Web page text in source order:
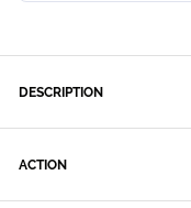
DESCRIPTION
ACTION